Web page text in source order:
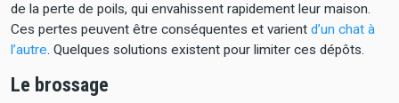
de la perte de poils, qui envahissent rapidement leur maison.
Ces pertes peuvent être conséquentes et varient d’un chat à
l’autre. Quelques solutions existent pour limiter ces dépôts.
Le brossage